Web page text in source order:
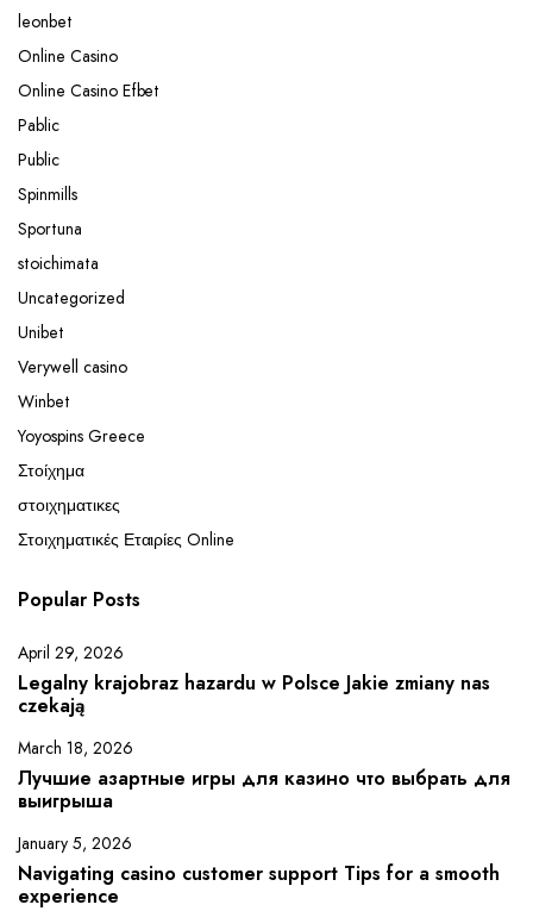
leonbet
Online Casino
Online Casino Efbet
Pablic
Public
Spinmills
Sportuna
stoichimata
Uncategorized
Unibet
Verywell casino
Winbet
Yoyospins Greece
Στοίχημα
στοιχηματικες
Στοιχηματικές Εταιρίες Online
Popular Posts
April 29, 2026
Legalny krajobraz hazardu w Polsce Jakie zmiany nas
czekają
March 18, 2026
Лучшие азартные игры для казино что выбрать для
выигрыша
January 5, 2026
Navigating casino customer support Tips for a smooth
experience